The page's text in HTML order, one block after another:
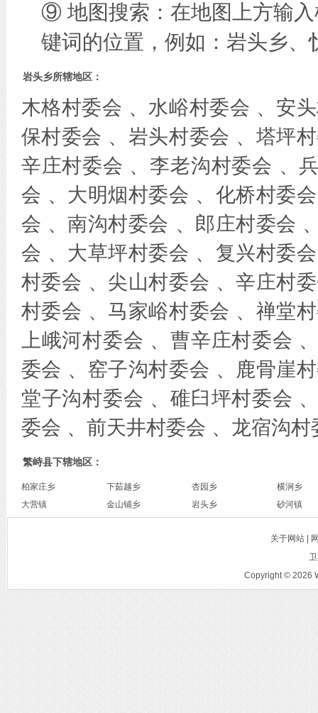
⑨ 地图搜索：在地图上方输
键词的位置，例如：岩头乡、
岩头乡所辖地区：
木格村委会 、水峪村委会 、安
保村委会 、岩头村委会 、塔坪
辛庄村委会 、李老沟村委会 、
会 、大明烟村委会 、化桥村委
会 、南沟村委会 、郎庄村委会
会 、大草坪村委会 、复兴村委
村委会 、尖山村委会 、辛庄村
村委会 、马家峪村委会 、禅堂
上峨河村委会 、曹辛庄村委会
委会 、窑子沟村委会 、鹿骨崖
堂子沟村委会 、碓臼坪村委会
委会 、前天井村委会 、龙宿沟
繁峙县下辖地区：
柏家庄乡 下茹越乡 杏园乡
横涧乡
大营镇
金山铺乡 岩头乡 砂河镇
关于网站 |
Copyright © 2026